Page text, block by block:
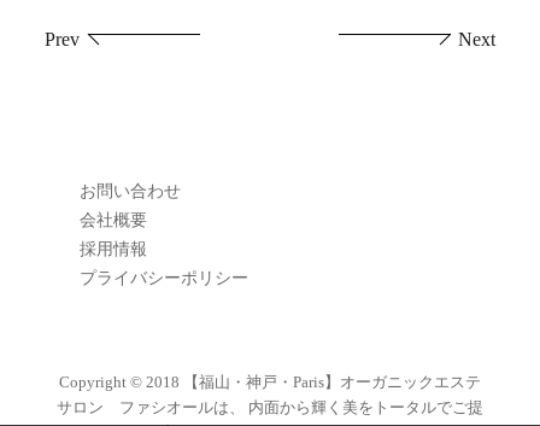
ン
Prev Next
お問い合わせ
会社概要
採用情報
プライバシーポリシー
Copyright © 2018
【福山・神戸・Paris】オーガニックエステ
サロン ファシオールは、 内面から輝く美をトータルでご提